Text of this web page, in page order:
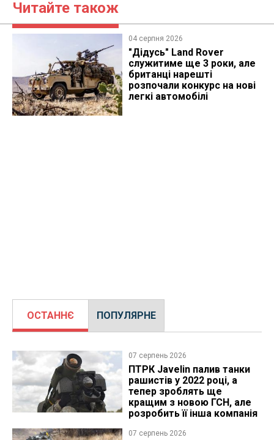
Читайте також
04 серпня 2026
"Дідусь" Land Rover
служитиме ще 3 роки, але
британці нарешті
розпочали конкурс на нові
легкі автомобілі
ОСТАННЄ ПОПУЛЯРНЕ
07 серпень 2026
ПТРК Javelin палив танки
рашистів у 2022 році, а
тепер зроблять ще
кращим з новою ГСН, але
розробить її інша компанія
07 серпень 2026